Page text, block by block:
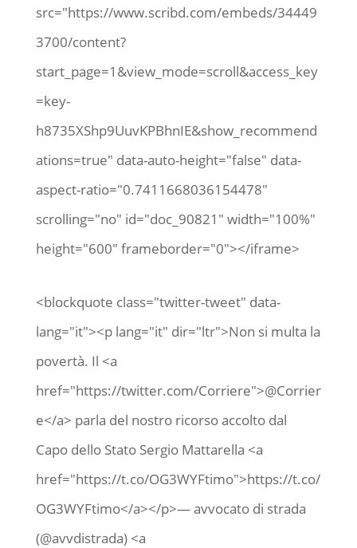
src="https://www.scribd.com/embeds/34449
3700/content?
start_page=1&view_mode=scroll&access_key
=key-
h8735XShp9UuvKPBhnIE&show_recommend
ations=true" data-auto-height="false" data-
aspect-ratio="0.7411668036154478"
scrolling="no" id="doc_90821" width="100%"
height="600" frameborder="0"></iframe>
<blockquote class="twitter-tweet" data-
lang="it"><p lang="it" dir="ltr">Non si multa la
povertà. Il <a
href="https://twitter.com/Corriere">@Corrier
e</a> parla del nostro ricorso accolto dal
Capo dello Stato Sergio Mattarella <a
href="https://t.co/OG3WYFtimo">https://t.co/
OG3WYFtimo</a></p>— avvocato di strada
(@avvdistrada) <a